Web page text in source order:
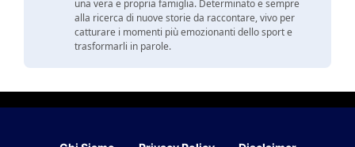
una vera e propria famiglia. Determinato e sempre
alla ricerca di nuove storie da raccontare, vivo per
catturare i momenti più emozionanti dello sport e
trasformarli in parole.